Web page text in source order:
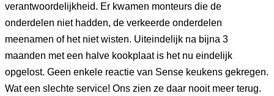
verantwoordelijkheid. Er kwamen monteurs die de
onderdelen niet hadden, de verkeerde onderdelen
meenamen of het niet wisten. Uiteindelijk na bijna 3
maanden met een halve kookplaat is het nu eindelijk
opgelost. Geen enkele reactie van Sense keukens gekregen.
Wat een slechte service! Ons zien ze daar nooit meer terug.